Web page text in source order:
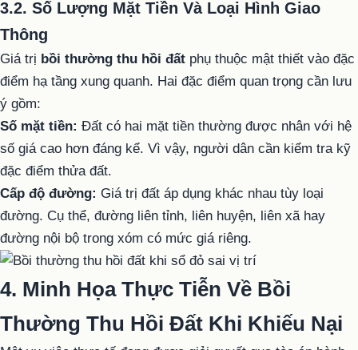
3.2. Số Lượng Mặt Tiền Và Loại Hình Giao
Thông
Giá trị bồi thường thu hồi đất phụ thuộc mật thiết vào đặc
điểm hạ tầng xung quanh. Hai đặc điểm quan trọng cần lưu
ý gồm:
Số mặt tiền: Đất có hai mặt tiền thường được nhân với hệ
số giá cao hơn đáng kể. Vì vậy, người dân cần kiểm tra kỹ
đặc điểm thửa đất.
Cấp độ đường: Giá trị đất áp dụng khác nhau tùy loại
đường. Cụ thể, đường liên tỉnh, liên huyện, liên xã hay
đường nội bộ trong xóm có mức giá riêng.
4. Minh Họa Thực Tiễn Về Bồi
Thường Thu Hồi Đất Khi Khiếu Nại